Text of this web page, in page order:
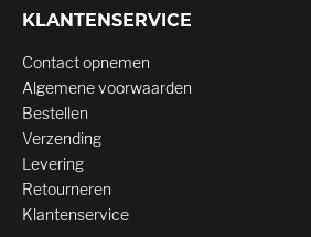
KLANTENSERVICE
Contact opnemen
Algemene voorwaarden
Bestellen
Verzending
Levering
Retourneren
Klantenservice